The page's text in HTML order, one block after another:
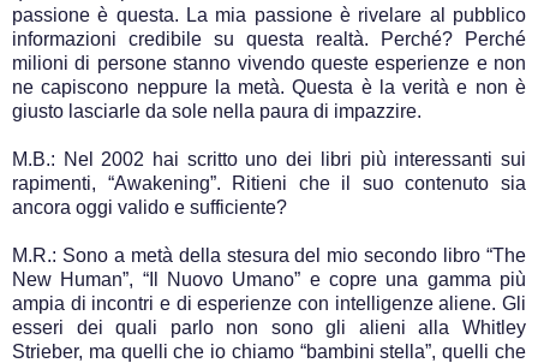
passione è questa. La mia passione è rivelare al pubblico
informazioni credibile su questa realtà. Perché? Perché
milioni di persone stanno vivendo queste esperienze e non
ne capiscono neppure la metà. Questa è la verità e non è
giusto lasciarle da sole nella paura di impazzire.
M.B.: Nel 2002 hai scritto uno dei libri più interessanti sui
rapimenti, “Awakening”. Ritieni che il suo contenuto sia
ancora oggi valido e sufficiente?
M.R.: Sono a metà della stesura del mio secondo libro “The
New Human”, “Il Nuovo Umano” e copre una gamma più
ampia di incontri e di esperienze con intelligenze aliene. Gli
esseri dei quali parlo non sono gli alieni alla Whitley
Strieber, ma quelli che io chiamo “bambini stella”, quelli che